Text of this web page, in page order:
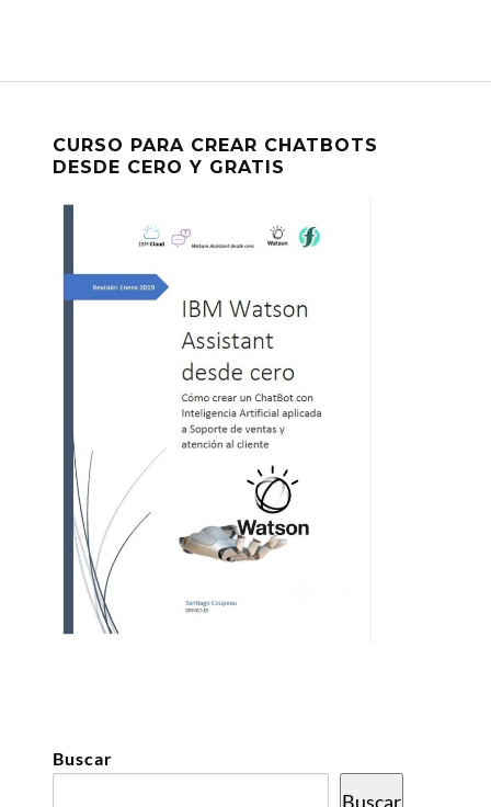
CURSO PARA CREAR CHATBOTS
DESDE CERO Y GRATIS
Buscar
Buscar